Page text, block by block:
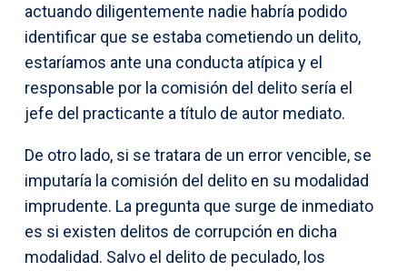
actuando diligentemente nadie habría podido
identificar que se estaba cometiendo un delito,
estaríamos ante una conducta atípica y el
responsable por la comisión del delito sería el
jefe del practicante a título de autor mediato.
De otro lado, si se tratara de un error vencible, se
imputaría la comisión del delito en su modalidad
imprudente. La pregunta que surge de inmediato
es si existen delitos de corrupción en dicha
modalidad. Salvo el delito de peculado, los